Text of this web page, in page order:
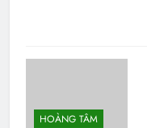
HOÀNG TÂM